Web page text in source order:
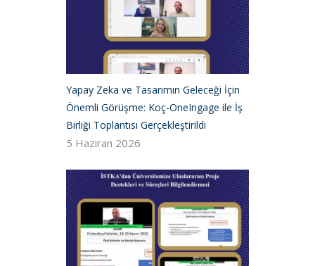
Yapay Zeka ve Tasarımın Geleceği İçin
Önemli Görüşme: Koç-OneIngage ile İş
Birliği Toplantısı Gerçekleştirildi
5 Haziran 2026